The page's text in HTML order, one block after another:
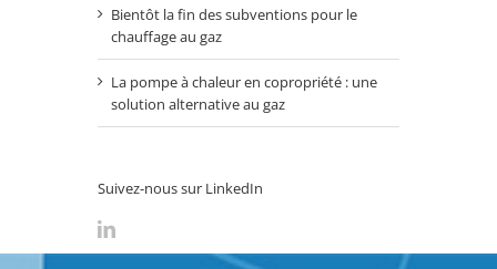
Bientôt la fin des subventions pour le
chauffage au gaz
La pompe à chaleur en copropriété : une
solution alternative au gaz
Suivez-nous sur LinkedIn